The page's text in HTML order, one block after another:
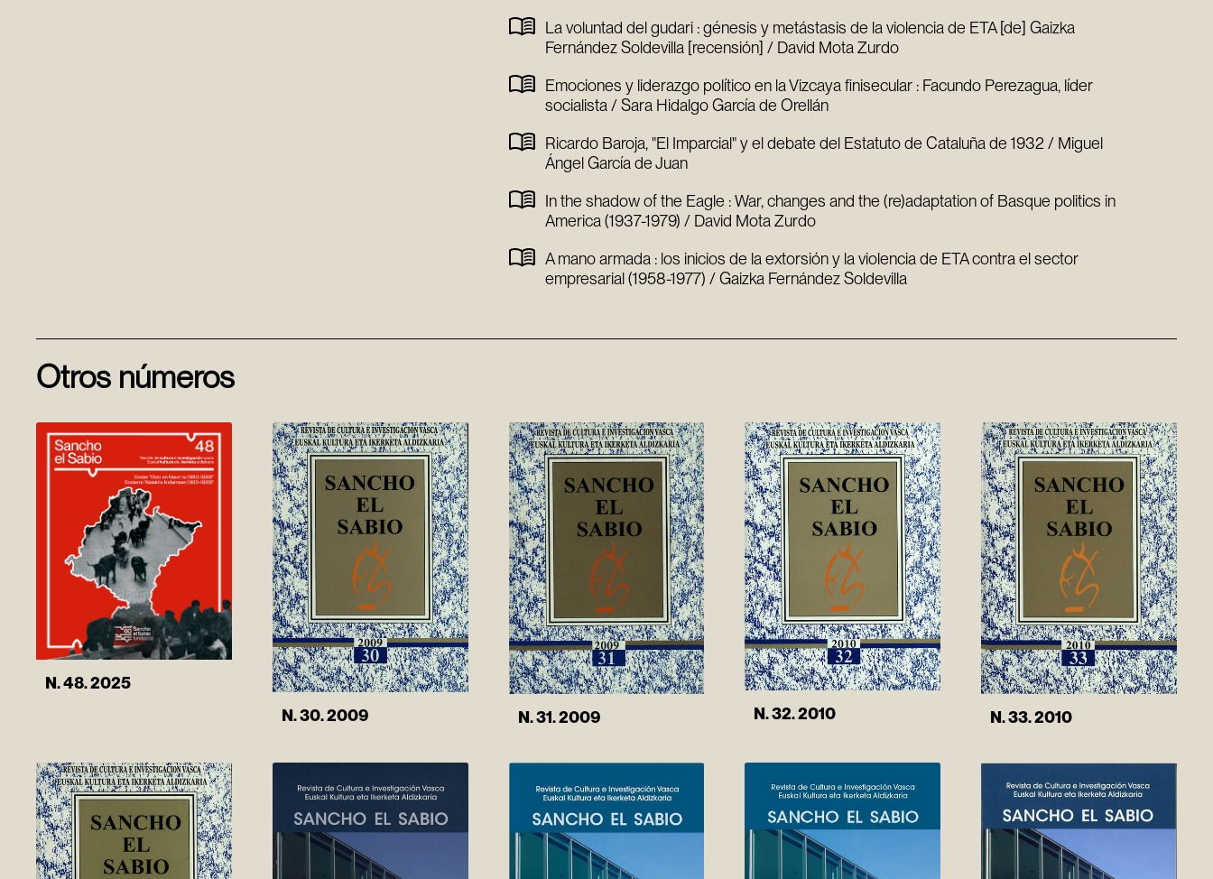
La voluntad del gudari : génesis y metástasis de la violencia de ETA [de] Gaizka
Fernández Soldevilla [recensión] / David Mota Zurdo
Emociones y liderazgo político en la Vizcaya finisecular : Facundo Perezagua, líder
socialista / Sara Hidalgo García de Orellán
Ricardo Baroja, "El Imparcial" y el debate del Estatuto de Cataluña de 1932 / Miguel
Ángel García de Juan
In the shadow of the Eagle : War, changes and the (re)adaptation of Basque politics in
America (1937-1979) / David Mota Zurdo
A mano armada : los inicios de la extorsión y la violencia de ETA contra el sector
empresarial (1958-1977) / Gaizka Fernández Soldevilla
Otros números
N. 48. 2025
N. 30. 2009
N. 31. 2009 N. 32. 2010 N. 33. 2010